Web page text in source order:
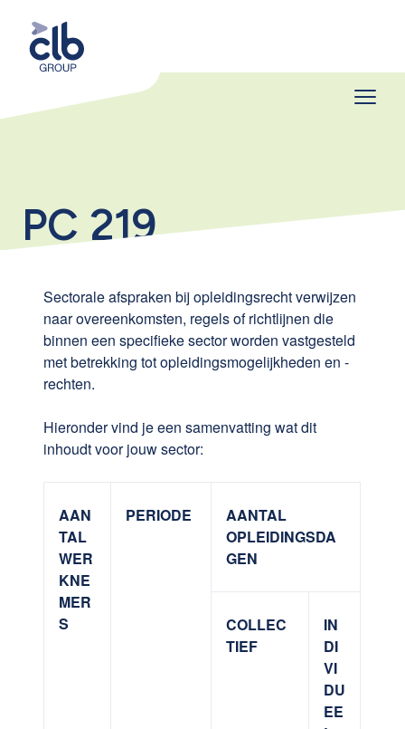
PC 219
Sectorale afspraken bij opleidingsrecht verwijzen
naar overeenkomsten, regels of richtlijnen die
binnen een specifieke sector worden vastgesteld
met betrekking tot opleidingsmogelijkheden en -
rechten.
Hieronder vind je een samenvatting wat dit
inhoudt voor jouw sector:
AAN
TAL
WER
KNE
MER
S
PERIODE
AANTAL
OPLEIDINGSDA
GEN
COLLEC
TIEF
IN
DI
VI
DU
EE